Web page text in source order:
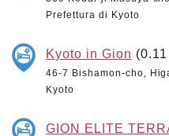
Prefettura di Kyoto
Kyoto in Gion
46-7 Bishamon-cho,
Kyoto
GION ELITE